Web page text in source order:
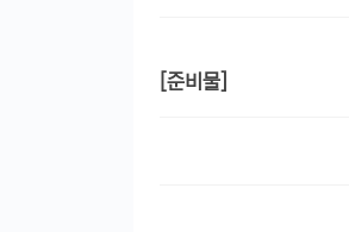
[준비물]